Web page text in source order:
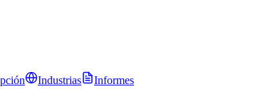
Industrias
Informes